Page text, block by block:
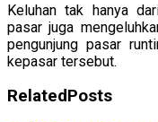
Keluhan tak hanya
pasar juga
pengunjung pasar
kepasar tersebut.
RelatedPosts